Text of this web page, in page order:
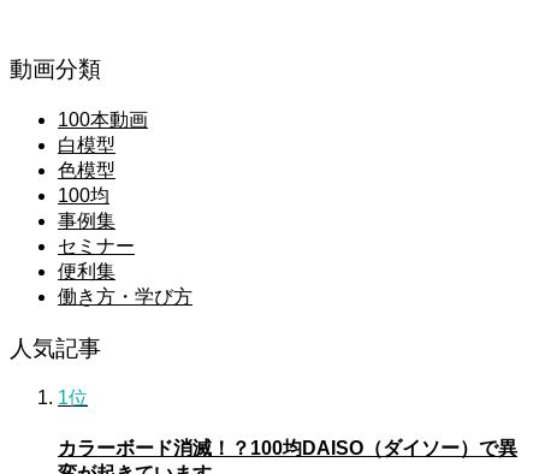
動画分類
100本動画
白模型
色模型
100均
事例集
セミナー
便利集
働き方・学び方
人気記事
1位
カラーボード消滅！？100均DAISO（ダイソー）で異